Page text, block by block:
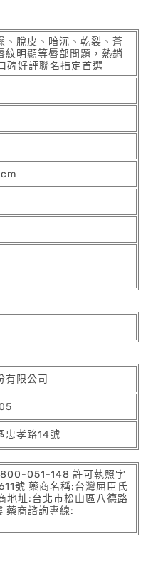
、脫皮、暗沉、乾裂、蒼
紋明顯等唇部問題，熱銷
碑好評聯名指定首選
有限公司
忠孝路14號
051-148 許可執照字
號 藥商名稱:台灣屈臣氏
地址:台北市松山區八德路
藥商諮詢專線: